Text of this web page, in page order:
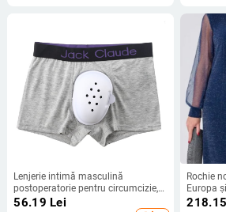
Lenjerie intimă masculină
postoperatorie pentru circumcizie,
cu protecție confortabilă
56.19 Lei
Rochie
Europa
lungă,
218.15